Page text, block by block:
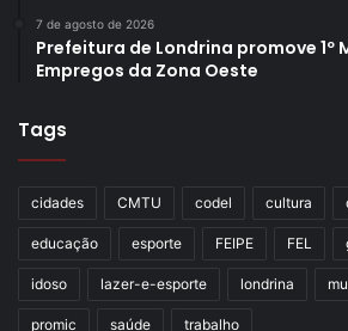
7 de agosto de 2026
Prefeitura de Londrina promove 1º
Empregos da Zona Oeste
Tags
cidades CMTU codel cultura
educação esporte FEIPE FEL
idoso lazer-e-esporte londrina
promic saúde trabalho